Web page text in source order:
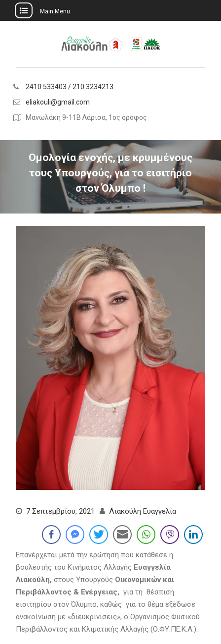
Main Menu
2410 533403 / 210 3234213
eliakouli@gmail.com
Μανωλάκη 9-11Β Λάρισα, 1ος όροφος
Ομολογία ενοχής, με κρυμμένους
τους Υπουργούς, για το εισιτήριο
στον Όλυμπο !
7 Σεπτεμβρίου, 2021 Λιακούλη Ευαγγελία
Επανέρχεται μετά την ερώτηση που κατάθεσε η
βουλευτής του Κινήματος Αλλαγής Ευαγγελία
Λιακούλη, στους Υπουργούς Οικονομικών και
Περιβάλλοντος & Ενέργειας, για τη θέσπιση
εισιτηρίου στον Όλυμπο, καθώς για το θέμα εξέδωσε
ανακοίνωση με «διευκρινίσεις», ο Οργανισμός Φυσικού
Περιβάλλοντος και Κλιματικής Αλλαγής (Ο.ΦΥ.ΠΕ.Κ.Α.).